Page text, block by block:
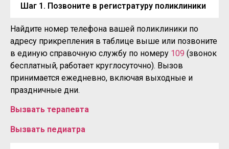
Шаг 1. Позвоните в регистратуру поликлиники
Найдите номер телефона вашей поликлиники по
адресу прикрепления в таблице выше или позвоните
в единую справочную службу по номеру 109 (звонок
бесплатный, работает круглосуточно). Вызов
принимается ежедневно, включая выходные и
праздничные дни.
Вызвать терапевта
Вызвать педиатра